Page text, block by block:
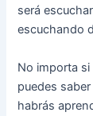
será
escuchando
No importa
puedes
habrás